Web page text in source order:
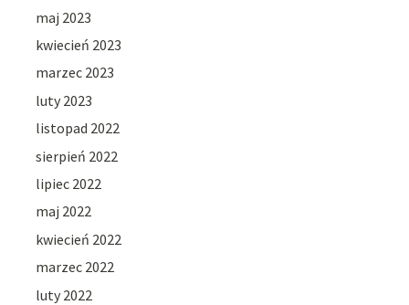
maj 2023
kwiecień 2023
marzec 2023
luty 2023
listopad 2022
sierpień 2022
lipiec 2022
maj 2022
kwiecień 2022
marzec 2022
luty 2022